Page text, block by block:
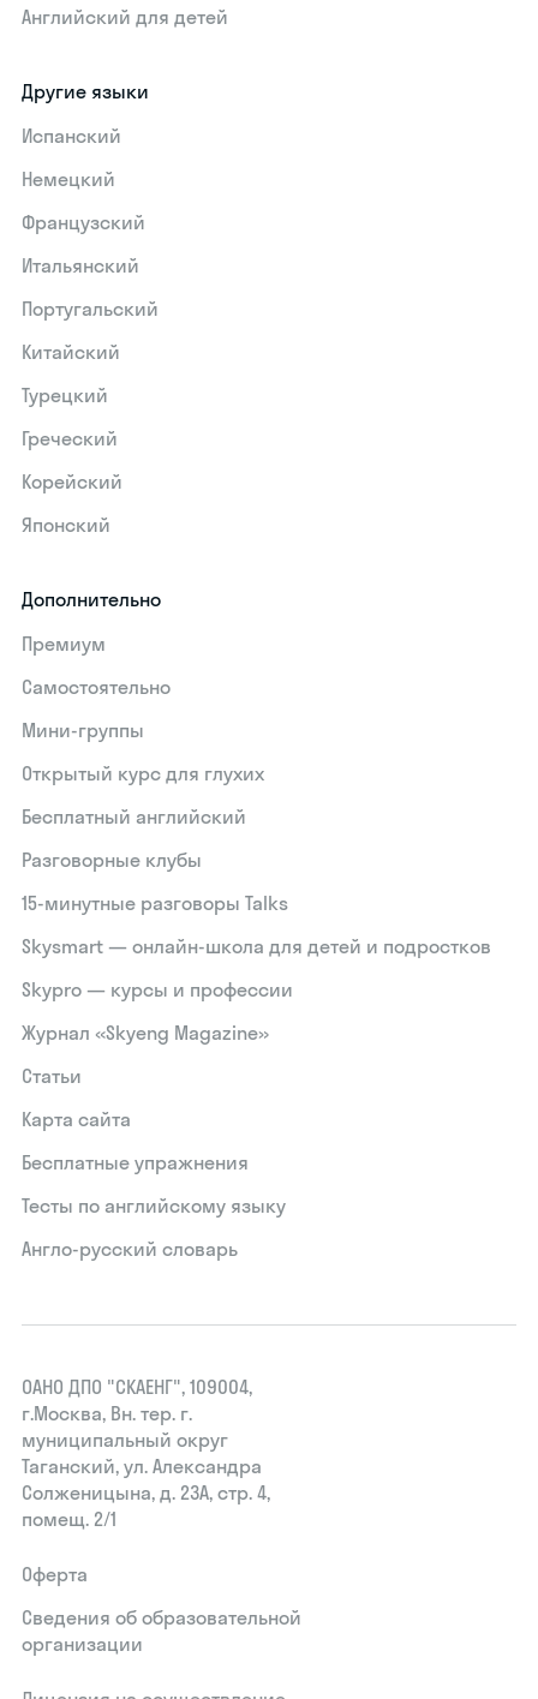
Английский для детей
Другие языки
Испанский
Немецкий
Французский
Итальянский
Португальский
Китайский
Турецкий
Греческий
Корейский
Японский
Дополнительно
Премиум
Самостоятельно
Мини-группы
Открытый курс для глухих
Бесплатный английский
Разговорные клубы
15‑минутные разговоры Talks
Skysmart — онлайн-школа для детей и подростков
Skypro — курсы и профессии
Журнал «Skyeng Magazine»
Статьи
Карта сайта
Бесплатные упражнения
Тесты по английскому языку
Англо-русский словарь
ОАНО ДПО "СКАЕНГ", 109004,
г.Москва, Вн. тер. г.
муниципальный округ
Таганский, ул. Александра
Солженицына, д. 23А, стр. 4,
помещ. 2/1
Оферта
Сведения об образовательной
организации